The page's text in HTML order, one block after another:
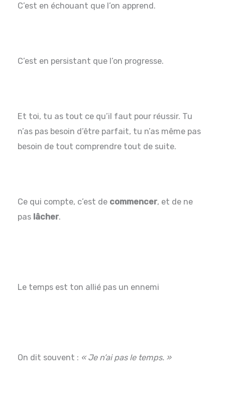
C’est en échouant que l’on apprend.
C’est en persistant que l’on progresse.
Et toi, tu as tout ce qu’il faut pour réussir. Tu
n’as pas besoin d’être parfait, tu n’as même pas
besoin de tout comprendre tout de suite.
Ce qui compte, c’est de commencer, et de ne
pas lâcher.
Le temps est ton allié pas un ennemi
On dit souvent : « Je n’ai pas le temps. »